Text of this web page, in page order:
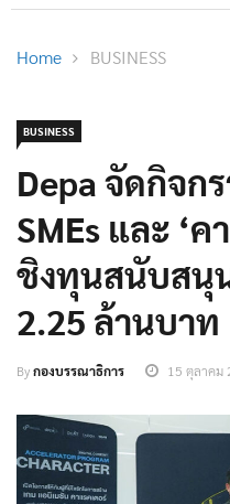
Home BUSINESS
BUSINESS
Depa จัดกิจก
SMEs และ ‘ค
ชิงทุนสนับสนุ
2.25 ล้านบาท
Byกองบรรณาธิการ 15 ตุลาคม